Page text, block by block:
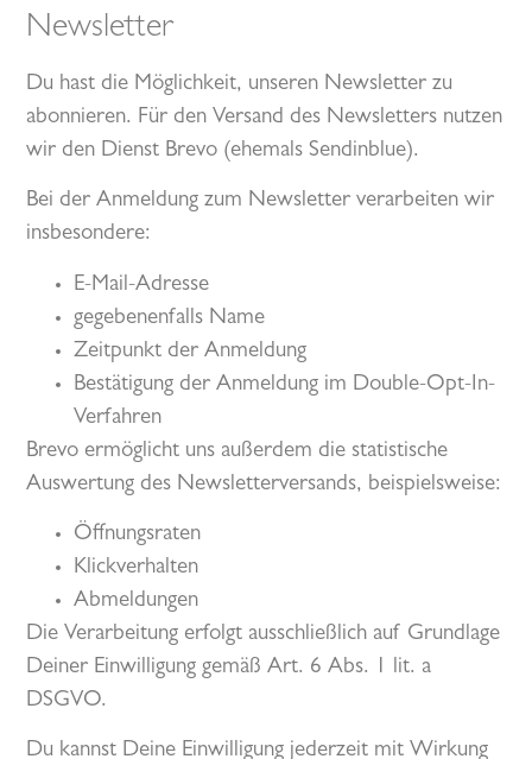
Newsletter
Du hast die Möglichkeit, unseren Newsletter zu
abonnieren. Für den Versand des Newsletters nutzen
wir den Dienst Brevo (ehemals Sendinblue).
Bei der Anmeldung zum Newsletter verarbeiten wir
insbesondere:
E-Mail-Adresse
gegebenenfalls Name
Zeitpunkt der Anmeldung
Bestätigung der Anmeldung im Double-Opt-In-
Verfahren
Brevo ermöglicht uns außerdem die statistische
Auswertung des Newsletterversands, beispielsweise:
Öffnungsraten
Klickverhalten
Abmeldungen
Die Verarbeitung erfolgt ausschließlich auf Grundlage
Deiner Einwilligung gemäß Art. 6 Abs. 1 lit. a
DSGVO.
Du kannst Deine Einwilligung jederzeit mit Wirkung